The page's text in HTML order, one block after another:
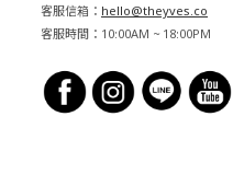
客服信箱： hello@theyves.co
客服時間：10:00AM ~ 18:00PM